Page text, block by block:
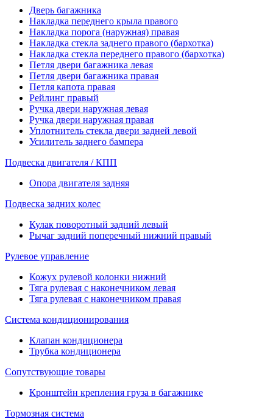
Дверь багажника
Накладка переднего крыла правого
Накладка порога (наружная) правая
Накладка стекла заднего правого (бархотка)
Накладка стекла переднего правого (бархотка)
Петля двери багажника левая
Петля двери багажника правая
Петля капота правая
Рейлинг правый
Ручка двери наружная левая
Ручка двери наружная правая
Уплотнитель стекла двери задней левой
Усилитель заднего бампера
Подвеска двигателя / КПП
Опора двигателя задняя
Подвеска задних колес
Кулак поворотный задний левый
Рычаг задний поперечный нижний правый
Рулевое управление
Кожух рулевой колонки нижний
Тяга рулевая с наконечником левая
Тяга рулевая с наконечником правая
Система кондиционирования
Клапан кондиционера
Трубка кондиционера
Сопутствующие товары
Кронштейн крепления груза в багажнике
Тормозная система